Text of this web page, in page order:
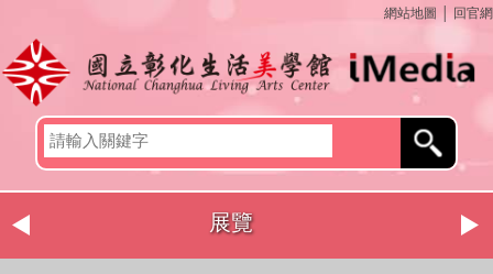
網站地圖 回官網
展覽